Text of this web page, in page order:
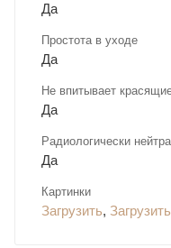
Да
Простота в уходе
Да
Не впитывает
Да
Радиологически
Да
Картинки
Загрузить, Загрузить